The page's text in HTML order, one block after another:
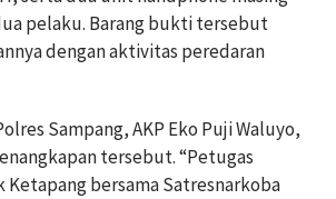
pelaku. Barang bukti tersebut
dengan aktivitas peredaran
Sampang, AKP Eko Puji Waluyo,
tersebut. “Petugas
Ketapang bersama Satresnarkoba